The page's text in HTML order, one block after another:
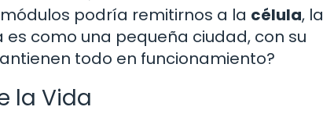
podría remitirnos a la célula, la
como una pequeña ciudad, con su
todo en funcionamiento?
la Vida